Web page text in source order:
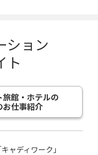
ション
ト
旅館・ホテルの
お仕事紹介
ャディワーク」